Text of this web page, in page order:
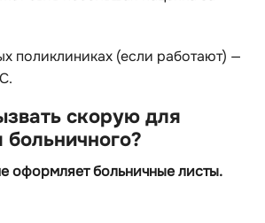
поликлиниках (если работают) —
скорую для
оформляет больничные листы.